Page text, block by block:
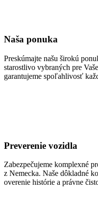
Naša ponuka
Preskúmajte našu širokú
starostlivo vybraných pre
garantujeme spoľahlivosť
Preverenie vozidla
Zabezpečujeme komplexné
z Nemecka. Naše dôkladné
overenie histórie a právne